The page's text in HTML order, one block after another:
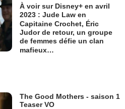
À voir sur Disney+ en avril
2023 : Jude Law en
Capitaine Crochet, Éric
Judor de retour, un groupe
de femmes défie un clan
mafieux…
The Good Mothers - saison 1
Teaser VO